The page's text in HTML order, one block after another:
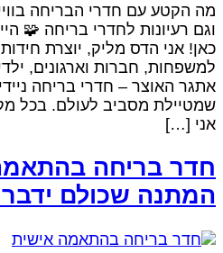
מה הקטע עם חדרי הבריחה
וגם רעיונות לחדרי בריחה 🧩
כאן! אני הדס מליק, יוצרת
למשפחות, חברות וארגונים,
אתגר האוצר – חדרי בריחה
שמטיילת מסביב לעולם. בכל
אני […]
חדר בריחה
המתנה שכולם